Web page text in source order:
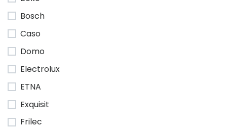
Bosch
Caso
Domo
Electrolux
ETNA
Exquisit
Frilec